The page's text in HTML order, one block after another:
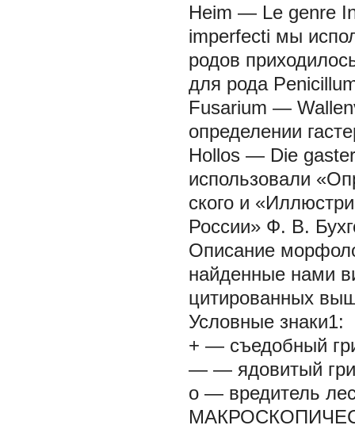
Heim — Le genre
imperfecti мы
родов
для рода
Fusarium —
определении
Hollos — Die
использовали
ского и
России» Ф. В.
Описание
найденные нами
цитированных
Условные знаки1:
+ — съедобный
— — ядовитый
о — вредитель